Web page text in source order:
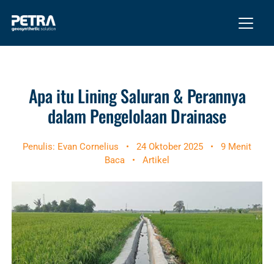
Apa itu Lining Saluran & Perannya
dalam Pengelolaan Drainase
Penulis: Evan Cornelius • 24 Oktober 2025 •
9 Menit
Baca
• Artikel